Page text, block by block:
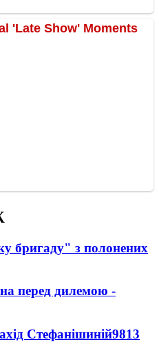
бригаду" з полонених
перед дилемою -
Стефанішиній9813